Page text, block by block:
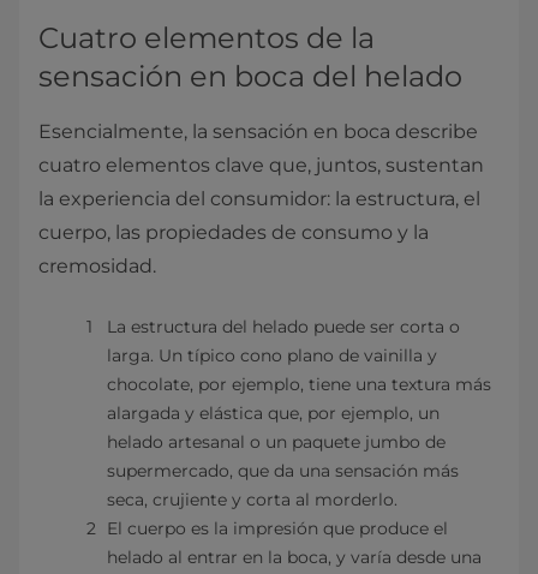
Cuatro elementos de la
sensación en boca del helado
Esencialmente, la sensación en boca describe
cuatro elementos clave que, juntos, sustentan
la experiencia del consumidor: la estructura, el
cuerpo, las propiedades de consumo y la
cremosidad.
La estructura del helado puede ser corta o
larga. Un típico cono plano de vainilla y
chocolate, por ejemplo, tiene una textura más
alargada y elástica que, por ejemplo, un
helado artesanal o un paquete jumbo de
supermercado, que da una sensación más
seca, crujiente y corta al morderlo.
El cuerpo es la impresión que produce el
helado al entrar en la boca, y varía desde una